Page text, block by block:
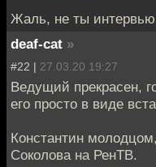
Жаль, не ты
deaf-cat »
#22 | 27.03.20 19:27
Ведущий прекрасен,
его просто в виде
Константин
Соколова на РенТВ.